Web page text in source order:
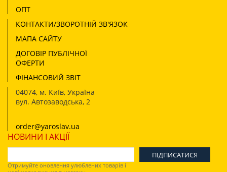
ОПТ
КОНТАКТИ/ЗВОРОТНІЙ ЗВ'ЯЗОК
МАПА САЙТУ
ДОГОВІР ПУБЛІЧНОЇ
ОФЕРТИ
ФІНАНСОВИЙ ЗВІТ
04074, м. КиЇв, УкраЇна
вул. Автозаводська, 2
order@yaroslav.ua
НОВИНИ І АКЦІЇ
Отримуйте оновлення улюблених товарів і